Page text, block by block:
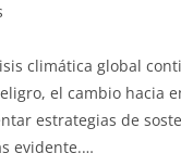
climática global
el cambio hacia
estrategias de
evidente.…